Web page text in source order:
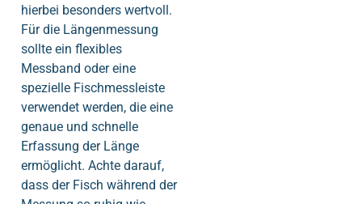
hierbei besonders wertvoll.
Für die Längenmessung
sollte ein flexibles
Messband oder eine
spezielle Fischmessleiste
verwendet werden, die eine
genaue und schnelle
Erfassung der Länge
ermöglicht. Achte darauf,
dass der Fisch während der